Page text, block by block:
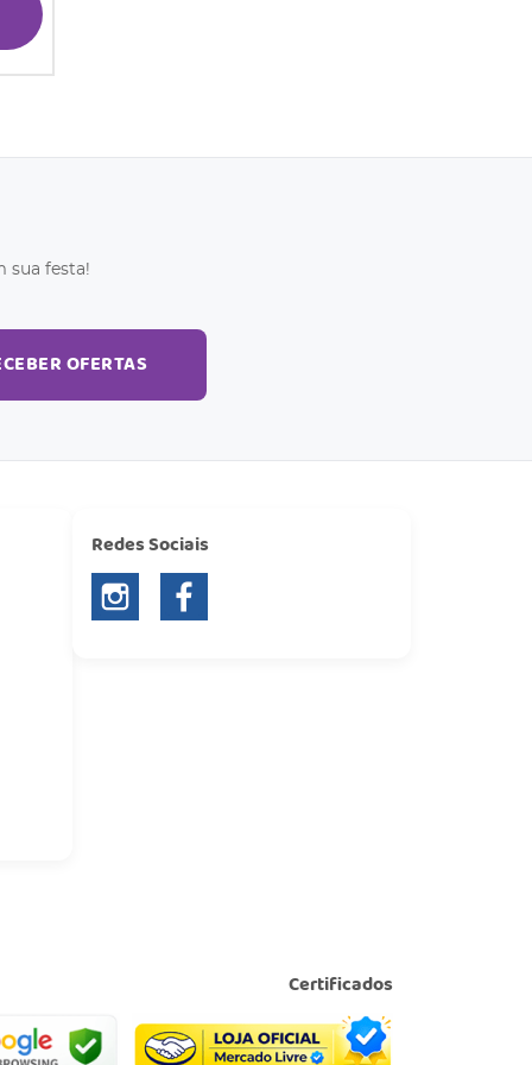
sua festa!
OFERTAS
Redes Sociais
Certificados